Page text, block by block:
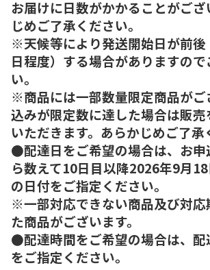
お届けに日数がかかることがご
じめご了承ください。
※天候等により発送開始日が前
日程度）する場合がありますの
い。
※商品には一部数量限定商品がご
込みが限定数に達した場合は販売
いただきます。あらかじめご了承
●配達日をご希望の場合は、お申
ら数えて10日目以降2026年9月
の日付をご指定ください。
※一部対応できない商品及び対応
た商品がございます。
●配達時間をご希望の場合は、配
をご指定ください。